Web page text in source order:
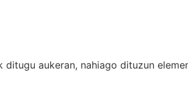
ditugu aukeran, nahiago dituzun